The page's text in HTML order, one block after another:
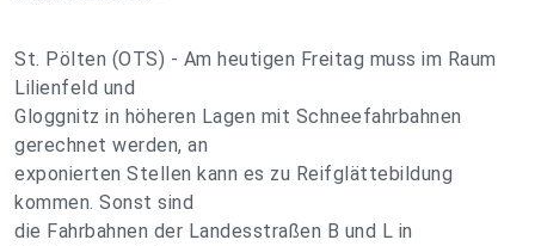
St. Pölten (OTS) - Am heutigen Freitag muss im Raum
Lilienfeld und
Gloggnitz in höheren Lagen mit Schneefahrbahnen
gerechnet werden, an
exponierten Stellen kann es zu Reifglättebildung
kommen. Sonst sind
die Fahrbahnen der Landesstraßen B und L in